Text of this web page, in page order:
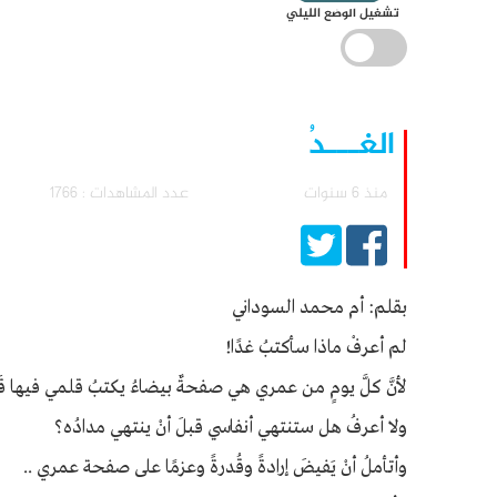
تشغيل الوضع الليلي
الغـــدُ
منذ 6 سنوات عدد المشاهدات : 1766
بقلم: أم محمد السوداني
لم أعرفْ ماذا سأكتبُ غدًا!
لأنَّ كلَّ يومٍ من عمري هي صفحةٌ بيضاءُ يكتبُ قلمي فيها
ولا أعرفُ هل ستنتهي أنفاسي قبلَ أنْ ينتهي مدادُه؟
وأتأملُ أنْ يَفيضَ إرادةً وقُدرةً وعزمًا على صفحة عمري ..